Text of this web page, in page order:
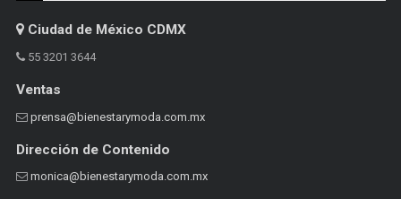
Ciudad de México CDMX
55 3201 3644
Ventas
prensa@bienestarymoda.com.mx
Dirección de Contenido
monica@bienestarymoda.com.mx